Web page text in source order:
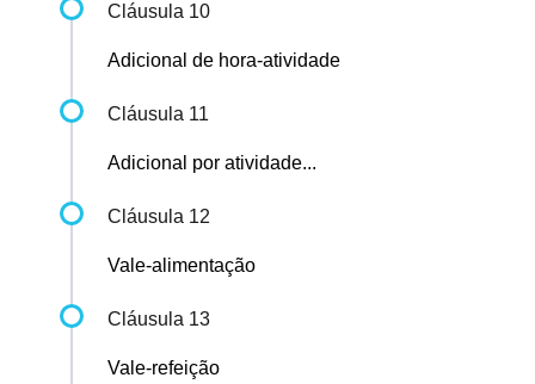
Cláusula 10
Adicional de hora-atividade
Cláusula 11
Adicional por atividade...
Cláusula 12
Vale-alimentação
Cláusula 13
Vale-refeição